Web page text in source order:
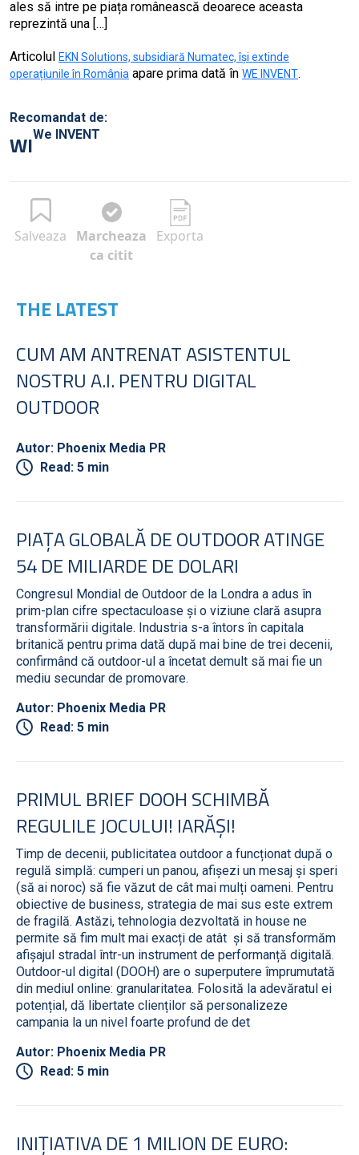
ales să intre pe piața românească deoarece aceasta
reprezintă una […]
Articolul
EKN Solutions, subsidiară Numatec, își extinde
operațiunile în România apare prima dată în WE INVENT.
Recomandat de:
WIWe INVENT
Salveaza
Marcheaza
ca citit
Exporta
THE LATEST
CUM AM ANTRENAT ASISTENTUL
NOSTRU A.I. PENTRU DIGITAL
OUTDOOR
Autor: Phoenix Media PR
Read: 5 min
PIAȚA GLOBALĂ DE OUTDOOR ATINGE
54 DE MILIARDE DE DOLARI
Congresul Mondial de Outdoor de la Londra a adus în
prim-plan cifre spectaculoase și o viziune clară asupra
transformării digitale. Industria s-a întors în capitala
britanică pentru prima dată după mai bine de trei decenii,
confirmând că outdoor-ul a încetat demult să mai fie un
mediu secundar de promovare.
Autor: Phoenix Media PR
Read: 5 min
PRIMUL BRIEF DOOH SCHIMBĂ
REGULILE JOCULUI! IARĂȘI!
Timp de decenii, publicitatea outdoor a funcționat după o
regulă simplă: cumperi un panou, afișezi un mesaj și speri
(să ai noroc) să fie văzut de cât mai mulți oameni. Pentru
obiective de business, strategia de mai sus este extrem
de fragilă. Astăzi, tehnologia dezvoltată in house ne
permite să fim mult mai exacți de atât și să transformăm
afișajul stradal într-un instrument de performanță digitală.
Outdoor-ul digital (DOOH) are o superputere împrumutată
din mediul online: granularitatea. Folosită la adevăratul ei
potențial, dă libertate clienților să personalizeze
campania la un nivel foarte profund de det
Autor: Phoenix Media PR
Read: 5 min
INIȚIATIVA DE 1 MILION DE EURO: